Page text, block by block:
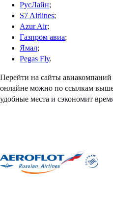
РусЛайн;
S7 Airlines;
Azur Air;
Газпром авиа;
Ямал;
Pegas Fly.
Перейти на сайты
онлайне можно по ссылкам
удобные места и сэкономит